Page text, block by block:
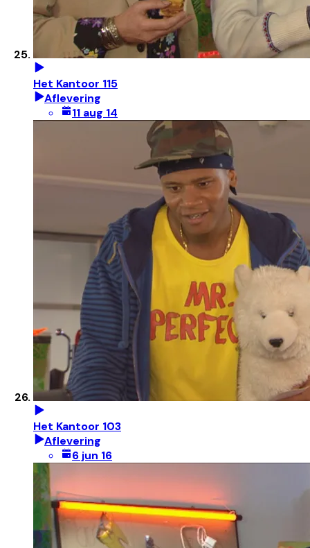
Het Kantoor 115
Aflevering
11 aug 14
Het Kantoor 103
Aflevering
6 jun 16